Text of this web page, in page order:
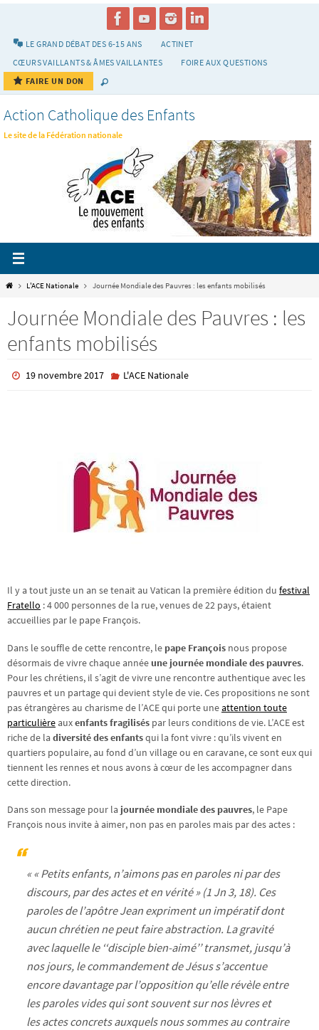
LE GRAND DÉBAT DES 6-15 ANS
ACTINET
CŒURS VAILLANTS & ÂMES VAILLANTES
FOIRE AUX QUESTIONS
FAIRE UN DON
Action Catholique des Enfants
Le site de la Fédération nationale
HomeL'ACE Nationale Journée Mondiale des Pauvres : les enfants mobilisés
Journée Mondiale des Pauvres : les
enfants mobilisés
19 novembre 2017 L'ACE Nationale
Il y a tout juste un an se tenait au Vatican la première édition du festival
Fratello : 4 000 personnes de la rue, venues de 22 pays, étaient
accueillies par le pape François.
Dans le souffle de cette rencontre, le pape François nous propose
désormais de vivre chaque annéeune journée mondiale des pauvres.
Pour les chrétiens, il s’agit de vivre une rencontre authentique avec les
pauvres et un partage qui devient style de vie. Ces propositions ne sont
pas étrangères au charisme de l’ACE qui porte uneattention toute
particulière auxenfants fragilisés par leurs conditions de vie. L’ACE est
riche de ladiversité des enfantsqui la font vivre : qu’ils vivent en
quartiers populaire, au fond d’un village ou en caravane, ce sont eux qui
tiennent les rennes et nous avons à cœur de les accompagner dans
cette direction.
Dans son message pour la journée mondiale des pauvres, le Pape
François nous invite à aimer, non pas en paroles mais par des actes :
«« Petits enfants, n’aimons pas en paroles ni par des
discours, par des actes et en vérité »(1 Jn 3, 18). Ces
paroles de l’apôtre Jean expriment un impératif dont
aucun chrétien ne peut faire abstraction. La gravité
avec laquelle le ‘‘disciple bien-aimé’’ transmet, jusqu’à
nos jours, le commandement de Jésus s’accentue
encore davantage par l’opposition qu’elle révèle entre
lesparoles videsqui sont souvent sur nos lèvres et
lesactesconcrets auxquels nous sommes au contraire